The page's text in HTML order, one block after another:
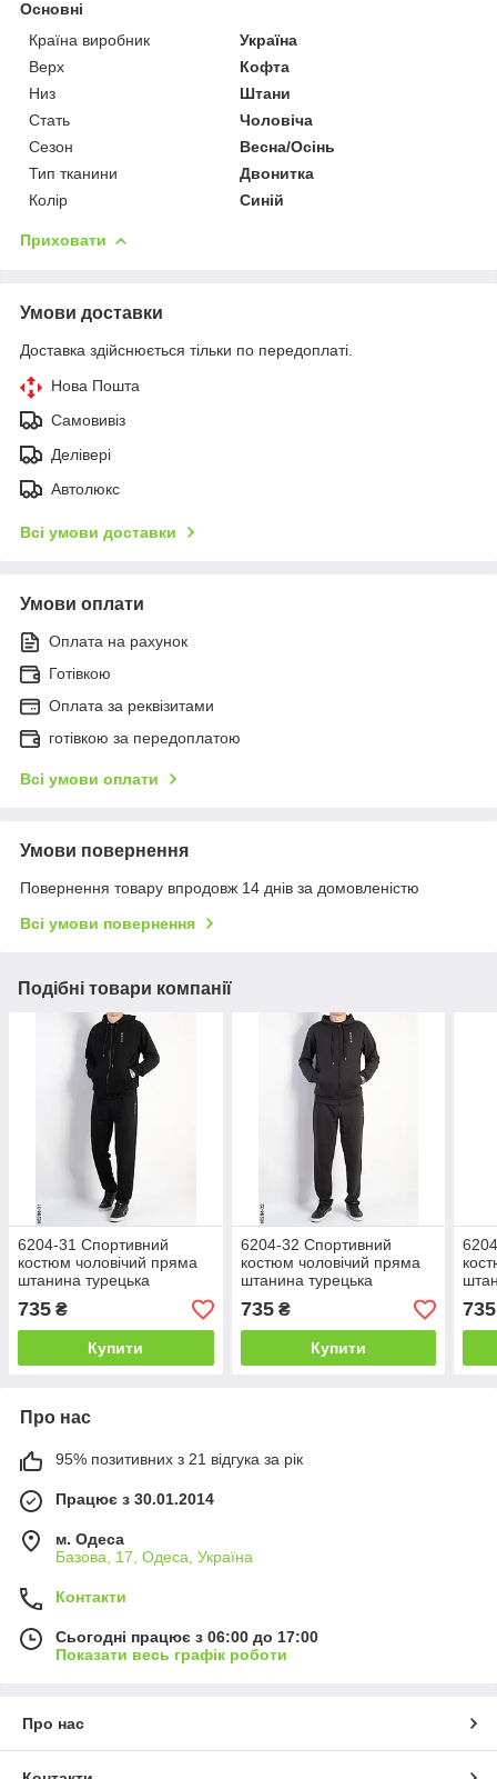
Основні
Країна виробник
Україна
Верх
Кофта
Низ
Штани
Стать
Чоловіча
Сезон
Весна/Осінь
Тип тканини
Двонитка
Колір
Синій
Приховати
Умови доставки
Доставка здійснюється тільки по передоплаті.
Нова Пошта
Самовивіз
Делівері
Автолюкс
Всі умови доставки
Умови оплати
Оплата на рахунок
Готівкою
Оплата за реквізитами
готівкою за передоплатою
Всі умови оплати
Умови повернення
Повернення товару впродовж 14 днів за домовленістю
Всі умови повернення
Подібні товари компанії
6204-31 Спортивний
костюм чоловічий пряма
штанина турецька
двонитка норма (5 од:
48,50,52,54,56)
735 ₴
Купити
6204-32 Спортивний
костюм чоловічий пряма
штанина турецька
двонитка норма (5 од:
48,50,52,54,56)
735₴
Купити
735
Про нас
95% позитивних з 21 відгука за рік
Працює з 30.01.2014
м. Одеса
Базова, 17, Одеса, Україна
Контакти
Сьогодні працює з 06:00 до 17:00
Показати весь графік роботи
Про нас